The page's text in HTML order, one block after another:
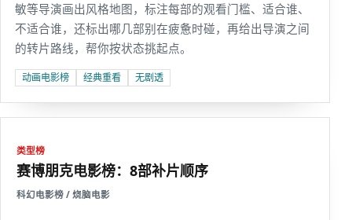
敏等导演画出风格地图，标注每部的观看门槛、适合谁、
不适合谁，还标出哪几部别在疲惫时碰，再给出导演之间
的转片路线，帮你按状态挑起点。
动画电影榜 经典重看 无剧透
类型榜
赛博朋克电影榜：8部补片顺序
科幻电影榜 / 烧脑电影